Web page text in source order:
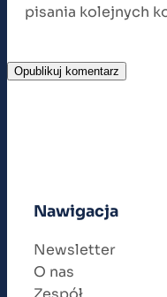
pisania kolejnych
Nawigacja
Newsletter
O nas